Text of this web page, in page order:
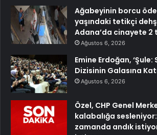
Ağabeyinin borcu
yaşındaki tetikçi
Adana’da cinayete
Ağustos 6, 2026
Emine Erdoğan, ‘Şule:
Dizisinin Galasına
Ağustos 6, 2026
Özel, CHP Genel
kalabalığa sesleniyor:
zamanda andık